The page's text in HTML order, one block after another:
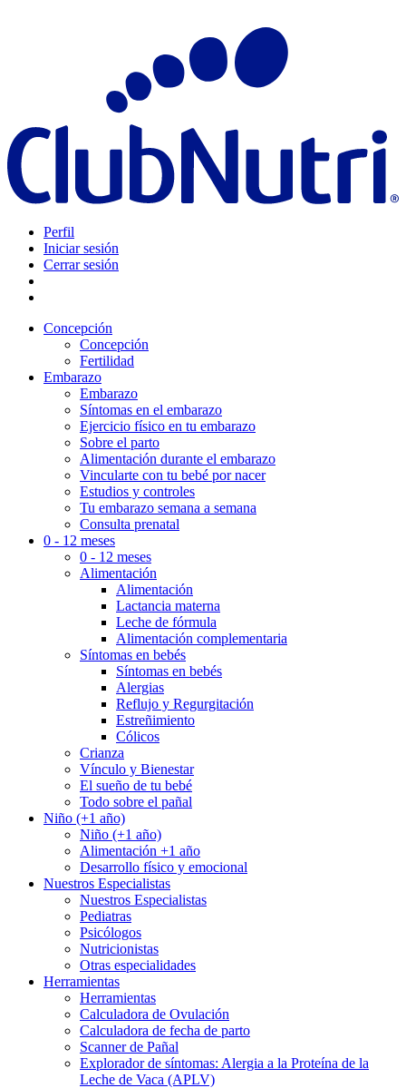
Perfil
Iniciar sesión
Cerrar sesión
Concepción
Concepción
Fertilidad
Embarazo
Embarazo
Síntomas en el embarazo
Ejercicio físico en tu embarazo
Sobre el parto
Alimentación durante el embarazo
Vincularte con tu bebé por nacer
Estudios y controles
Tu embarazo semana a semana
Consulta prenatal
0 - 12 meses
0 - 12 meses
Alimentación
Alimentación
Lactancia materna
Leche de fórmula
Alimentación complementaria
Síntomas en bebés
Síntomas en bebés
Alergias
Reflujo y Regurgitación
Estreñimiento
Cólicos
Crianza
Vínculo y Bienestar
El sueño de tu bebé
Todo sobre el pañal
Niño (+1 año)
Niño (+1 año)
Alimentación +1 año
Desarrollo físico y emocional
Nuestros Especialistas
Nuestros Especialistas
Pediatras
Psicólogos
Nutricionistas
Otras especialidades
Herramientas
Herramientas
Calculadora de Ovulación
Calculadora de fecha de parto
Scanner de Pañal
Explorador de síntomas: Alergia a la Proteína de la
Leche de Vaca (APLV)